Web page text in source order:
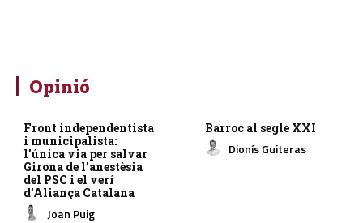
Opinió
Front independentista
i municipalista:
l’única via per salvar
Girona de l’anestèsia
del PSC i el verí
d’Aliança Catalana
Joan Puig
Barroc al segle XXI
Dionís Guiteras